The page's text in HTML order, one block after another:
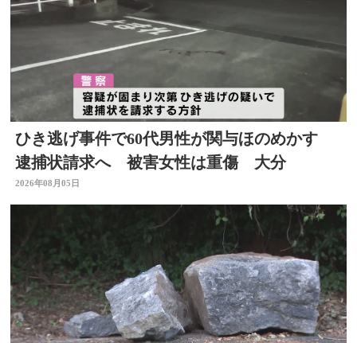
ひき逃げ事件で60代男性が関与ほのめかす
逮捕状請求へ 被害女性は重傷 大分
2026年08月05日